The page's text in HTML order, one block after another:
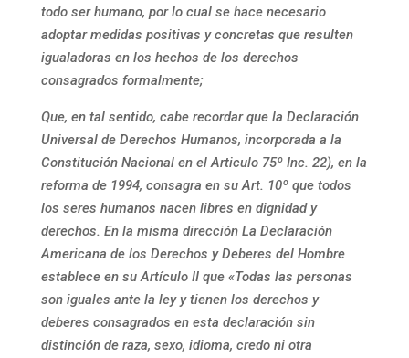
todo ser humano, por lo cual se hace necesario
adoptar medidas positivas y concretas que resulten
igualadoras en los hechos de los derechos
consagrados formalmente;
Que, en tal sentido, cabe recordar que la Declaración
Universal de Derechos Humanos, incorporada a la
Constitución Nacional en el Articulo 75º Inc. 22), en la
reforma de 1994, consagra en su Art. 10º que todos
los seres humanos nacen libres en dignidad y
derechos. En la misma dirección La Declaración
Americana de los Derechos y Deberes del Hombre
establece en su Artículo II que «Todas las personas
son iguales ante la ley y tienen los derechos y
deberes consagrados en esta declaración sin
distinción de raza, sexo, idioma, credo ni otra